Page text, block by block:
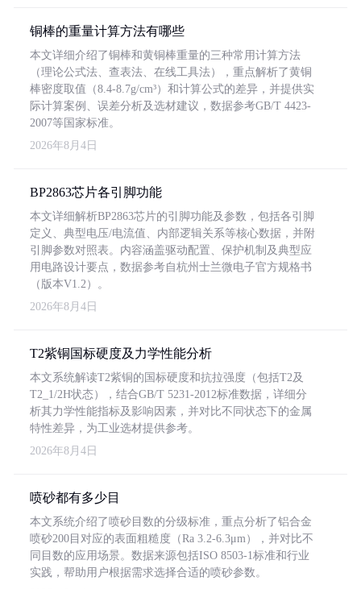
铜棒的重量计算方法有哪些
本文详细介绍了铜棒和黄铜棒重量的三种常用计算方法
（理论公式法、查表法、在线工具法），重点解析了黄铜
棒密度取值（8.4-8.7g/cm³）和计算公式的差异，并提供实
际计算案例、误差分析及选材建议，数据参考GB/T 4423-
2007等国家标准。
2026年8月4日
BP2863芯片各引脚功能
本文详细解析BP2863芯片的引脚功能及参数，包括各引脚
定义、典型电压/电流值、内部逻辑关系等核心数据，并附
引脚参数对照表。内容涵盖驱动配置、保护机制及典型应
用电路设计要点，数据参考自杭州士兰微电子官方规格书
（版本V1.2）。
2026年8月4日
T2紫铜国标硬度及力学性能分析
本文系统解读T2紫铜的国标硬度和抗拉强度（包括T2及
T2_1/2H状态），结合GB/T 5231-2012标准数据，详细分
析其力学性能指标及影响因素，并对比不同状态下的金属
特性差异，为工业选材提供参考。
2026年8月4日
喷砂都有多少目
本文系统介绍了喷砂目数的分级标准，重点分析了铝合金
喷砂200目对应的表面粗糙度（Ra 3.2-6.3μm），并对比不
同目数的应用场景。数据来源包括ISO 8503-1标准和行业
实践，帮助用户根据需求选择合适的喷砂参数。